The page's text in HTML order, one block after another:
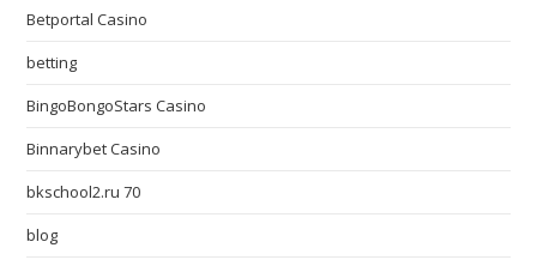
Betportal Casino
betting
BingoBongoStars Casino
Binnarybet Casino
bkschool2.ru 70
blog